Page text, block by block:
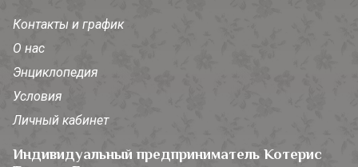
Контакты и график
О нас
Энциклопедия
Условия
Личный кабинет
Индивидуальный предприниматель Котерис